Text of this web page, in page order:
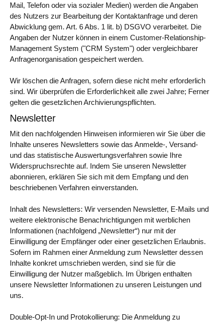
Mail, Telefon oder via sozialer Medien) werden die Angaben
des Nutzers zur Bearbeitung der Kontaktanfrage und deren
Abwicklung gem. Art. 6 Abs. 1 lit. b) DSGVO verarbeitet. Die
Angaben der Nutzer können in einem Customer-Relationship-
Management System ("CRM System") oder vergleichbarer
Anfragenorganisation gespeichert werden.
Wir löschen die Anfragen, sofern diese nicht mehr erforderlich
sind. Wir überprüfen die Erforderlichkeit alle zwei Jahre; Ferner
gelten die gesetzlichen Archivierungspflichten.
Newsletter
Mit den nachfolgenden Hinweisen informieren wir Sie über die
Inhalte unseres Newsletters sowie das Anmelde-, Versand-
und das statistische Auswertungsverfahren sowie Ihre
Widerspruchsrechte auf. Indem Sie unseren Newsletter
abonnieren, erklären Sie sich mit dem Empfang und den
beschriebenen Verfahren einverstanden.
Inhalt des Newsletters: Wir versenden Newsletter, E-Mails und
weitere elektronische Benachrichtigungen mit werblichen
Informationen (nachfolgend „Newsletter“) nur mit der
Einwilligung der Empfänger oder einer gesetzlichen Erlaubnis.
Sofern im Rahmen einer Anmeldung zum Newsletter dessen
Inhalte konkret umschrieben werden, sind sie für die
Einwilligung der Nutzer maßgeblich. Im Übrigen enthalten
unsere Newsletter Informationen zu unseren Leistungen und
uns.
Double-Opt-In und Protokollierung: Die Anmeldung zu